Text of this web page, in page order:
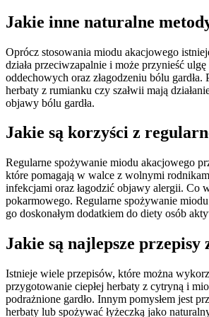
Jakie inne naturalne
Oprócz stosowania miodu akacjowego
działa przeciwzapalnie i może przynieść
oddechowych oraz złagodzeniu bólu
herbaty z rumianku czy szałwii mają
objawy bólu gardła.
Jakie są korzyści z
Regularne spożywanie miodu akacjowego
które pomagają w walce z wolnymi
infekcjami oraz łagodzić objawy alergii. Co
pokarmowego. Regularne spożywanie
go doskonałym dodatkiem do diety osób
Jakie są najlepsze przepisy
Istnieje wiele przepisów, które można
przygotowanie ciepłej herbaty z cytryną i
podrażnione gardło. Innym pomysłem jest
herbaty lub spożywać łyżeczką jako